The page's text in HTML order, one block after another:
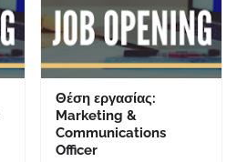
Θέση εργασίας:
Marketing &
Communications
Officer